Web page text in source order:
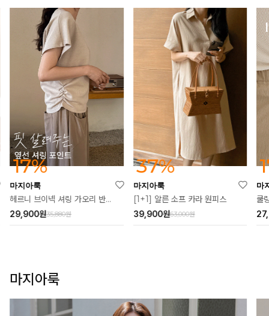
17%
마지아룩
헤르니 브이넥 셔링 가오리 반팔티
35,880원
29,900원
37%
마지아룩
[1+1] 알른 소프 카라 원피스
63,000원
39,900원
마
쿨
마지아룩